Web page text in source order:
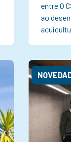
entre O
ao